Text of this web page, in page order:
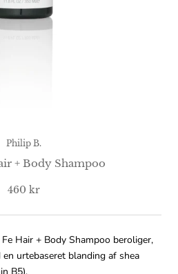
Philip B.
+ Body Shampoo
460 kr
Hair + Body Shampoo beroliger,
urtebaseret blanding af shea